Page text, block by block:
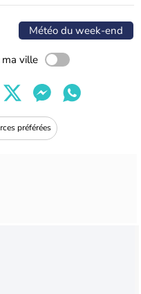
Météo du week-end
ma ville
préférées